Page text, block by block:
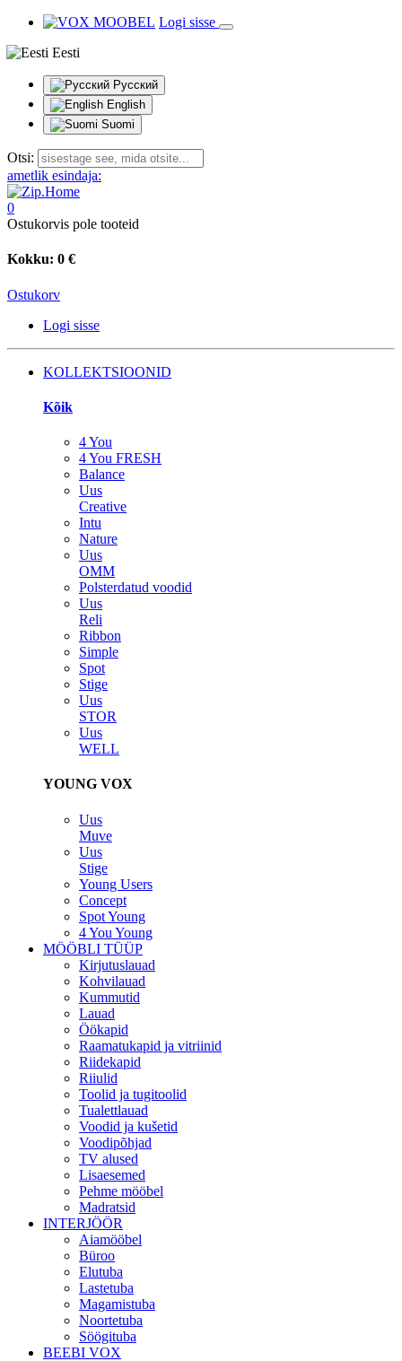
Logi sisse
Eesti
Русский
English
Suomi
Otsi:
ametlik esindaja:
0
Ostukorvis pole tooteid
Kokku: 0 €
Ostukorv
Logi sisse
KOLLEKTSIOONID
Kõik
4 You
4 You FRESH
Balance
Uus
Creative
Intu
Nature
Uus
OMM
Polsterdatud voodid
Uus
Reli
Ribbon
Simple
Spot
Stige
Uus
STOR
Uus
WELL
YOUNG VOX
Uus
Muve
Uus
Stige
Young Users
Concept
Spot Young
4 You Young
MÖÖBLI TÜÜP
Kirjutuslauad
Kohvilauad
Kummutid
Lauad
Öökapid
Raamatukapid ja vitriinid
Riidekapid
Riiulid
Toolid ja tugitoolid
Tualettlauad
Voodid ja kušetid
Voodipõhjad
TV alused
Lisaesemed
Pehme mööbel
Madratsid
INTERJÖÖR
Aiamööbel
Büroo
Elutuba
Lastetuba
Magamistuba
Noortetuba
Söögituba
BEEBI VOX